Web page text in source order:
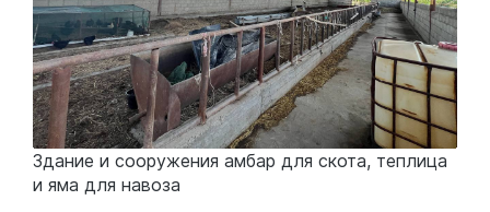
Здание и сооружения амбар для скота, теплица
и яма для навоза